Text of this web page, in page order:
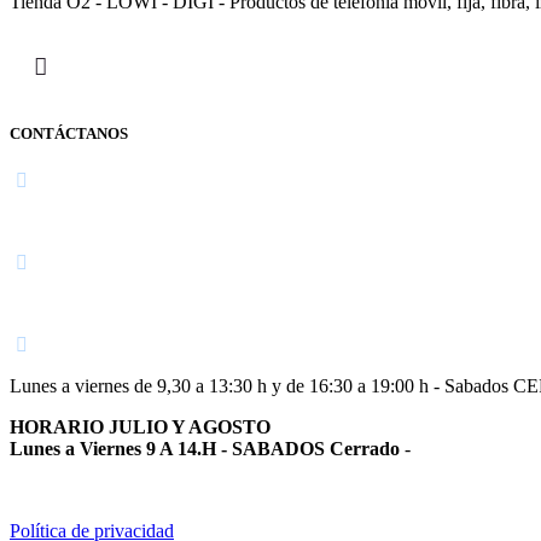
CONTÁCTANOS
Lunes a viernes de 9,30 a 13:30 h y de 16:30 a 19:00 h - Sabados
HORARIO JULIO Y AGOSTO
Lunes a Viernes 9 A 14.H - SABADOS Cerrado -
Política de privacidad